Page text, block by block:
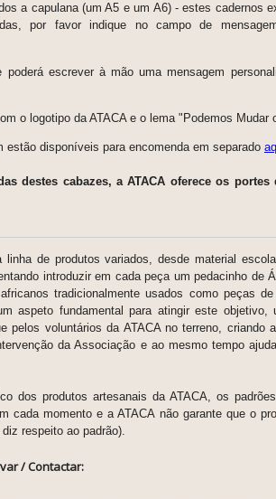
a capulana (um A5 e um A6) - estes cadernos
por favor indique no campo de
poderá escrever à mão uma mensagem
o logotipo da ATACA e o lema "Podemos Mudar
estão disponíveis para encomenda em separado
destes cabazes, a ATACA oferece os
linha de produtos variados, desde material
introduzir em cada peça um pedacinho de
tradicionalmente usados como peças
aspeto fundamental para atingir este objetivo,
pelos voluntários da ATACA no terreno, criando
da Associação e ao mesmo tempo
dos produtos artesanais da ATACA, os
cada momento e a ATACA não garante que o
respeito ao padrão).
/ Contactar: